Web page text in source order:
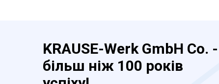
KRAUSE-Werk GmbH Co. -
більш ніж 100 років